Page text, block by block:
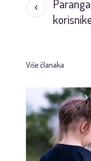
Više članaka